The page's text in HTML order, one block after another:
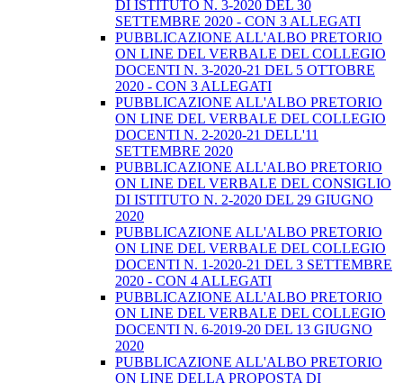
DI ISTITUTO N. 3-2020 DEL 30
SETTEMBRE 2020 - CON 3 ALLEGATI
PUBBLICAZIONE ALL'ALBO PRETORIO
ON LINE DEL VERBALE DEL COLLEGIO
DOCENTI N. 3-2020-21 DEL 5 OTTOBRE
2020 - CON 3 ALLEGATI
PUBBLICAZIONE ALL'ALBO PRETORIO
ON LINE DEL VERBALE DEL COLLEGIO
DOCENTI N. 2-2020-21 DELL'11
SETTEMBRE 2020
PUBBLICAZIONE ALL'ALBO PRETORIO
ON LINE DEL VERBALE DEL CONSIGLIO
DI ISTITUTO N. 2-2020 DEL 29 GIUGNO
2020
PUBBLICAZIONE ALL'ALBO PRETORIO
ON LINE DEL VERBALE DEL COLLEGIO
DOCENTI N. 1-2020-21 DEL 3 SETTEMBRE
2020 - CON 4 ALLEGATI
PUBBLICAZIONE ALL'ALBO PRETORIO
ON LINE DEL VERBALE DEL COLLEGIO
DOCENTI N. 6-2019-20 DEL 13 GIUGNO
2020
PUBBLICAZIONE ALL'ALBO PRETORIO
ON LINE DELLA PROPOSTA DI